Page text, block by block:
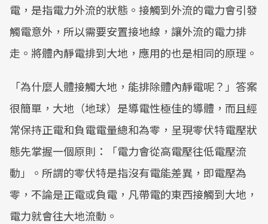
電，是指電力外流的狀態。接觸到外流的電力會引發
觸電意外，所以需要安置接地線，讓外流的電力排
走。將體內靜電排到大地，應用的也是相同的原理。
「為什麼人體接觸大地，能排除體內靜電呢？」答案
很簡單，大地（地球）是導電性極佳的導體，而且經
常保持正電和負電電量總和為零，呈現零伏特電壓狀
態先掌握一個原則：「電力會從高電壓往低電壓流
動」。所謂的零伏特是指沒有電能差異，即電壓為
零，不論是正電或負電，凡帶電的東西接觸到大地，
電力就會往大地流動。